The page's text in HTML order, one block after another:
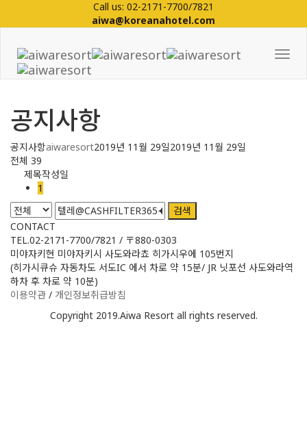
Call us: 02-2171-7700/7821
aiwa@koreanahotel.com
공지사항
공지사항aiwaresort2019년 11월 29일2019년 11월 29일
전체 39
제목작성일
1
검색
CONTACT
TEL.02-2171-7700/7821 / 〒880-0303
미야자키현 미야자키시 사도와라쵸 히가시우에 105번지
(히가시큐슈 자동차도 서도IC 에서 차로 약 15분/ JR 닛포선 사도와라역
하차 후 차로 약 10분)
이용약관 / 개인정보취급방침
Copyright 2019.Aiwa Resort all rights reserved.